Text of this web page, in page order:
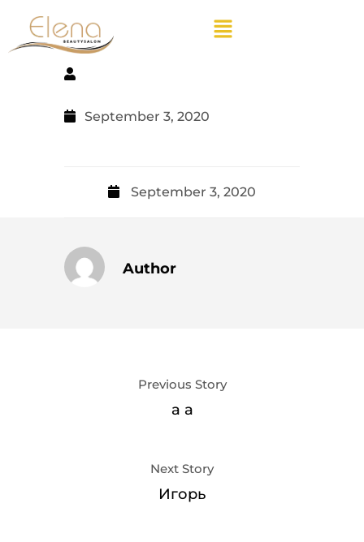
September 3, 2020
September 3, 2020
Author
Previous Story
a a
Next Story
Игорь